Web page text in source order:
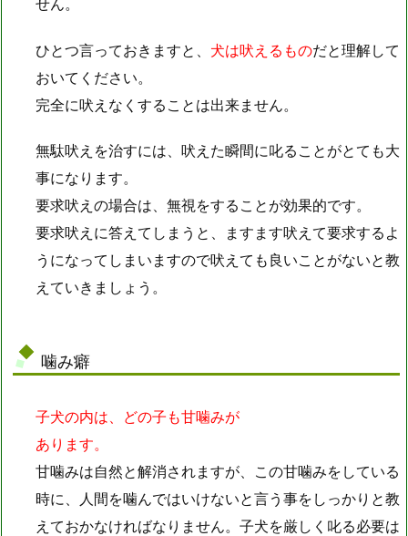
ひとつ言っておきますと、 犬は吠えるものだと理解して
おいてください。
完全に吠えなくすることは出来ません。
無駄吠えを治すには、吠えた瞬間に叱ることがとても大
事になります。
要求吠えの場合は、無視をすることが効果的です。
要求吠えに答えてしまうと、ますます吠えて要求するよ
うになってしまいますので吠えても良いことがないと教
えていきましょう。
噛み癖
子犬の内は、どの子も甘噛みが
あります。
甘噛みは自然と解消されますが、この甘噛みをしている
時に、人間を噛んではいけないと言う事をしっかりと教
えておかなければなりません。子犬を厳しく叱る必要は